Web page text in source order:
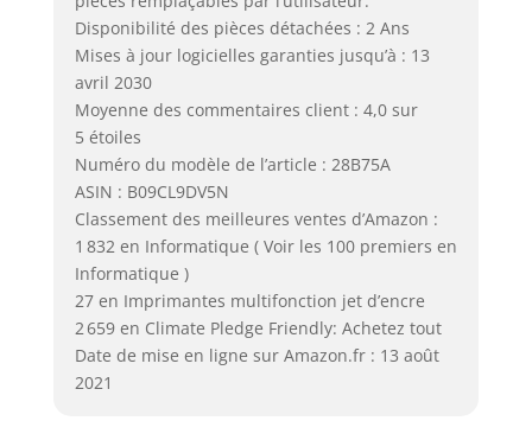
Disponibilité des pièces détachées : 2 Ans
Mises à jour logicielles garanties jusqu’à : 13
avril 2030
Moyenne des commentaires client : 4,0 sur
5 étoiles
Numéro du modèle de l’article : 28B75A
ASIN : B09CL9DV5N
Classement des meilleures ventes d’Amazon :
1 832 en Informatique ( Voir les 100 premiers en
Informatique )
27 en Imprimantes multifonction jet d’encre
2 659 en Climate Pledge Friendly: Achetez tout
Date de mise en ligne sur Amazon.fr : 13 août
2021